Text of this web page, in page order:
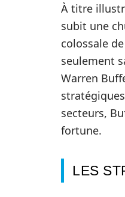
À titre
subit une
colossale
seulement
Warren
secteurs,
fortune.
LES